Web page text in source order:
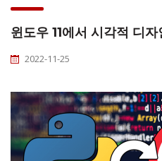
윈도우 11에서 시각적 디
2022-11-25